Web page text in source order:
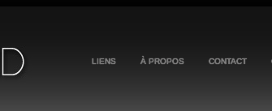
LIENS À PROPOS CONTACT